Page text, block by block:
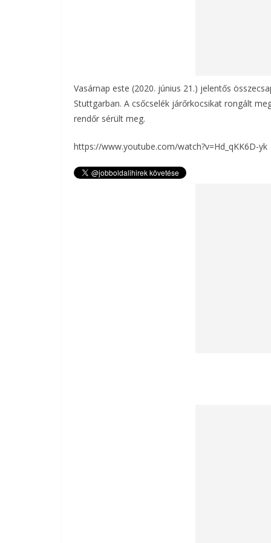
Vasárnap este (2020. június 21.) jelentős
Stuttgarban. A csőcselék járőrkocsikat rongált
rendőr sérült meg.
https://www.youtube.com/watch?v=Hd_qKK6D-yk